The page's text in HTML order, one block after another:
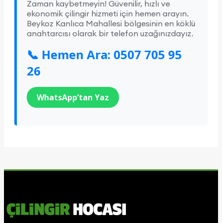
Zaman kaybetmeyin! Güvenilir, hızlı ve
ekonomik çilingir hizmeti için hemen arayın.
Beykoz Kanlıca Mahallesi bölgesinin en köklü
anahtarcısı olarak bir telefon uzağınızdayız.
📞 Hemen Ara: 0507 705 95
26
WhatsApp’tan Yaz